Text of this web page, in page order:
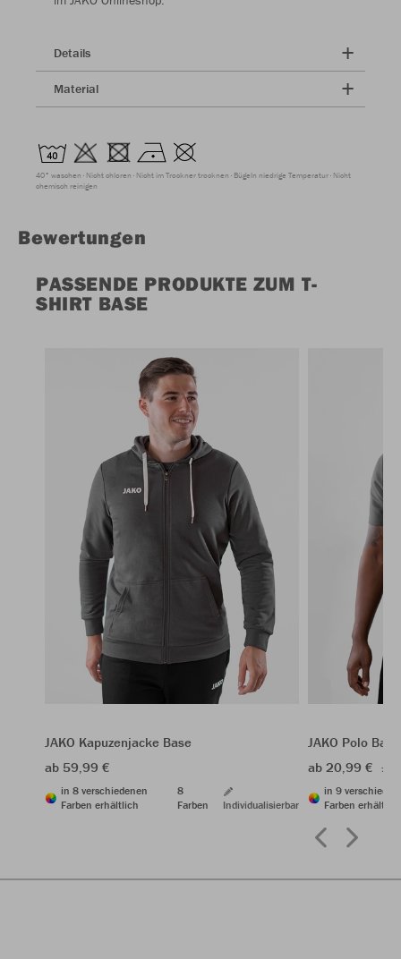
Details
Material
40° waschen Nicht chloren Nicht im Trockner trocknen Bügeln niedrige Temperatur Nicht
chemisch reinigen
Bewertungen
PASSENDE PRODUKTE ZUM T-
SHIRT BASE
JAKO Kapuzenjacke Base
ab 59,99 €
in 8 verschiedenen
Farben erhältlich
8
Farben
Individualisierbar
JAKO Polo Base
ab 20,99 €
in 9
Farben